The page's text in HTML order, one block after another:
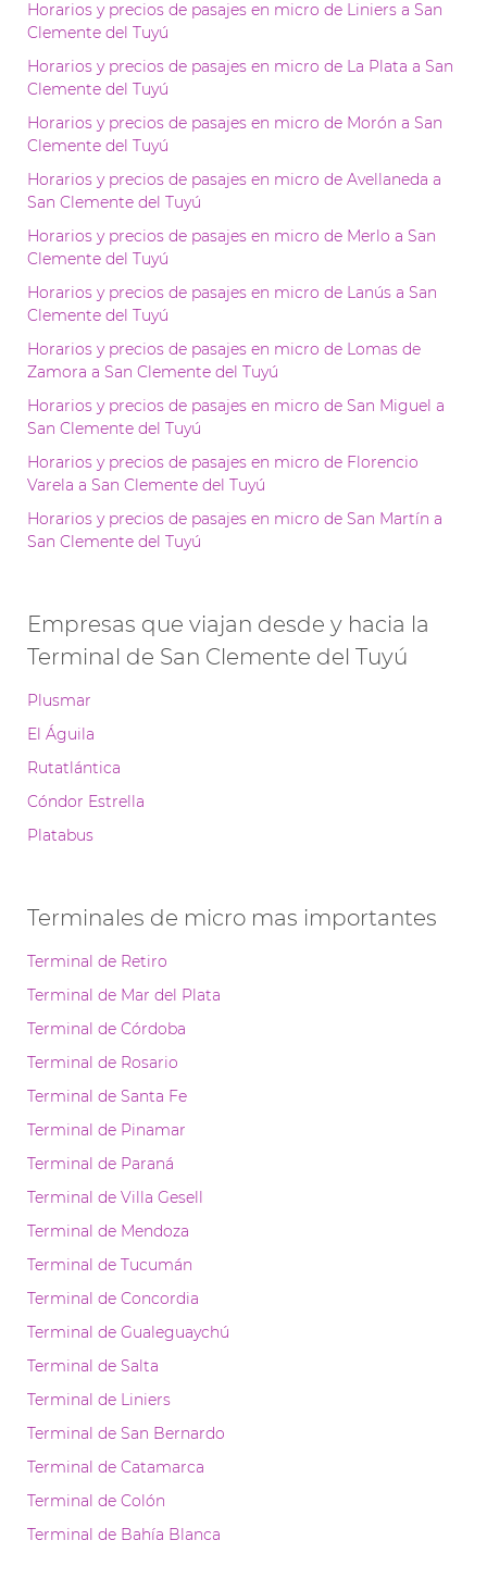
Horarios y precios de pasajes en micro de Liniers a San
Clemente del Tuyú
Horarios y precios de pasajes en micro de La Plata a San
Clemente del Tuyú
Horarios y precios de pasajes en micro de Morón a San
Clemente del Tuyú
Horarios y precios de pasajes en micro de Avellaneda a
San Clemente del Tuyú
Horarios y precios de pasajes en micro de Merlo a San
Clemente del Tuyú
Horarios y precios de pasajes en micro de Lanús a San
Clemente del Tuyú
Horarios y precios de pasajes en micro de Lomas de
Zamora a San Clemente del Tuyú
Horarios y precios de pasajes en micro de San Miguel a
San Clemente del Tuyú
Horarios y precios de pasajes en micro de Florencio
Varela a San Clemente del Tuyú
Horarios y precios de pasajes en micro de San Martín a
San Clemente del Tuyú
Empresas que viajan desde y hacia la
Terminal de San Clemente del Tuyú
Plusmar
El Águila
Rutatlántica
Cóndor Estrella
Platabus
Terminales de micro mas importantes
Terminal de Retiro
Terminal de Mar del Plata
Terminal de Córdoba
Terminal de Rosario
Terminal de Santa Fe
Terminal de Pinamar
Terminal de Paraná
Terminal de Villa Gesell
Terminal de Mendoza
Terminal de Tucumán
Terminal de Concordia
Terminal de Gualeguaychú
Terminal de Salta
Terminal de Liniers
Terminal de San Bernardo
Terminal de Catamarca
Terminal de Colón
Terminal de Bahía Blanca